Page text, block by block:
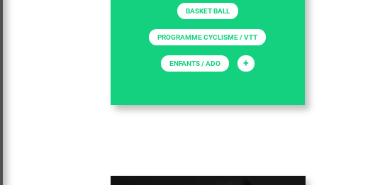
BASKET BALL
PROGRAMME CYCLISME / VTT
ENFANTS / ADO +